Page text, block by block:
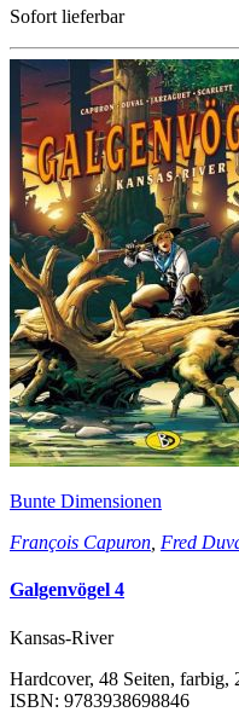
Sofort lieferbar
Bunte Dimensionen
François Capuron Fred
Galgenvögel 4
Kansas-River
Hardcover, 48 Seiten, farbig,
ISBN: 9783938698846